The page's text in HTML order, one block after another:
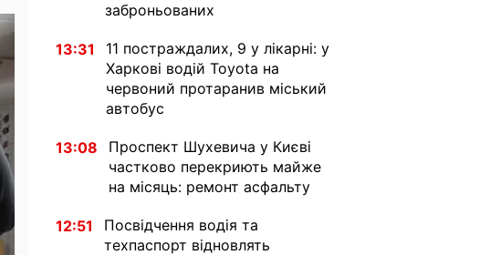
заброньованих
13:31
11 постраждалих, 9 у лікарні: у
Харкові водій Toyota на
червоний протаранив міський
автобус
13:08
Проспект Шухевича у Києві
частково перекриють майже
на місяць: ремонт асфальту
12:51
Посвідчення водія та
техпаспорт відновлять